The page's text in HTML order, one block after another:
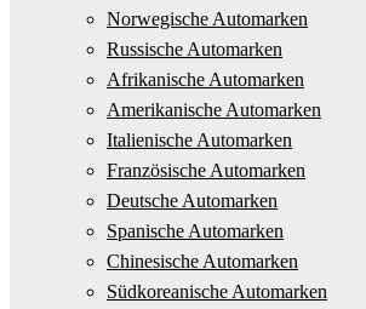
Norwegische Automarken
Russische Automarken
Afrikanische Automarken
Amerikanische Automarken
Italienische Automarken
Französische Automarken
Deutsche Automarken
Spanische Automarken
Chinesische Automarken
Südkoreanische Automarken